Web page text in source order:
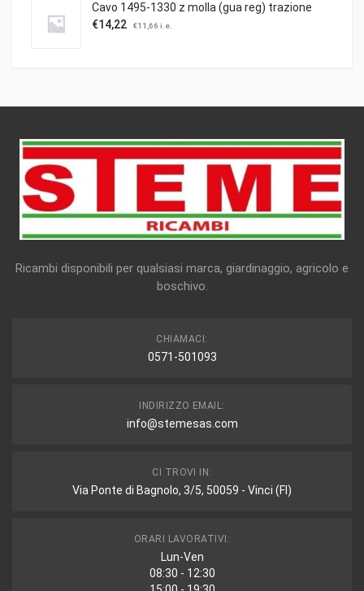
Cavo 1495-1330 z molla (gua reg) trazione
€14,22 €11,66 i.e.
Ricambi disponibili per qualsiasi marca, giardinaggio, agricolo e
boschivo.
CHIAMACI:
0571-501093
INDIRIZZO EMAIL:
info@stemesas.com
CI TROVI IN:
Via Ponte di Bagnolo, 3/5, 50059 - Vinci (FI)
ORARI LAVORATIVI:
Lun-Ven
08:30 - 12:30